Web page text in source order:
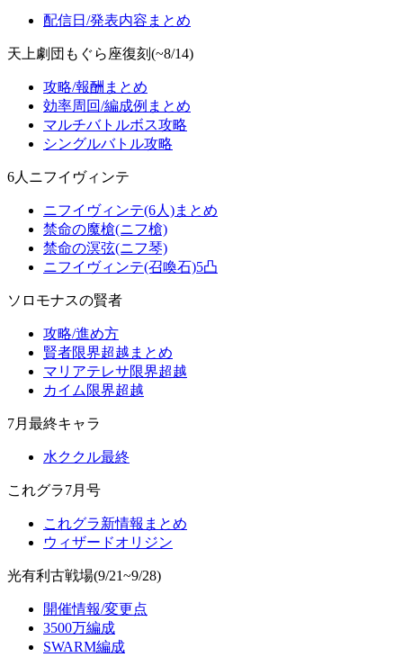
配信日/発表内容まとめ
天上劇団もぐら座復刻(~8/14)
攻略/報酬まとめ
効率周回/編成例まとめ
マルチバトルボス攻略
シングルバトル攻略
6人ニフイヴィンテ
ニフイヴィンテ(6人)まとめ
禁命の魔槍(ニフ槍)
禁命の溟弦(ニフ琴)
ニフイヴィンテ(召喚石)5凸
ソロモナスの賢者
攻略/進め方
賢者限界超越まとめ
マリアテレサ限界超越
カイム限界超越
7月最終キャラ
水ククル最終
これグラ7月号
これグラ新情報まとめ
ウィザードオリジン
光有利古戦場(9/21~9/28)
開催情報/変更点
3500万編成
SWARM編成